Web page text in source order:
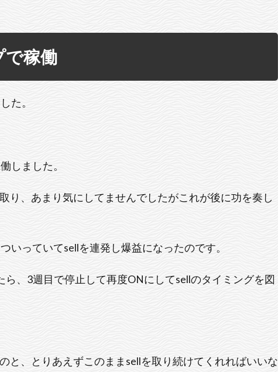
で稼働
た。
しました。
り、あまり気にしてませんでしたがこれが後に功を奏し
いっていてsellを連発し爆益になったのです。
、3週目で停止して再度ONにしてsellのタイミングを図
と、とりあえずこのままsellを取り続けてくれればいいな